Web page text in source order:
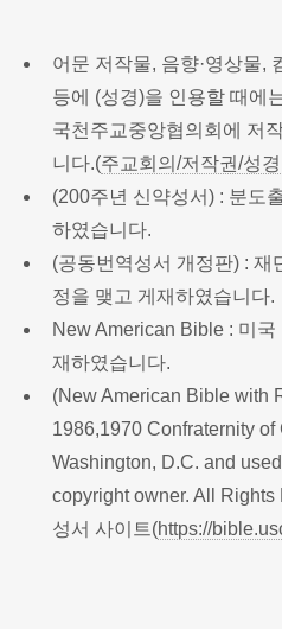
어문 저작물, 음향·영상물,
등에 (성경)을 인용할 때에
국천주교중앙협의회에 저
니다.(주교회의/저작권/성
(200주년 신약성서) : 분도
하였습니다.
(공동번역성서 개정판) :
정을 맺고 게재하였습니다.
New American Bible : 미국
재하였습니다.
(New American Bible with
1986,1970 Confraternity
Washington, D.C. and
copyright owner. All Rights
성서 사이트(https://